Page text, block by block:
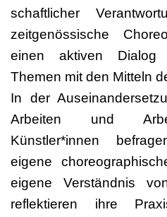
schaftlicher
zeitgenössische
einen aktiven Dialog
Themen mit den Mitteln
In der
Arbeiten und
Künstler*innen
eigene
eigene Verständnis
reflektieren ihre